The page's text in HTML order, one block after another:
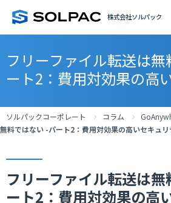
株式会社ソルパック
フリーファイル転送は
ート2：費用対効果の高
ソルパックコーポレート コラム
無料ではない -パート2：費用対効果の高いセキュリ
フリーファイル転送は
ート2：費用対効果の高